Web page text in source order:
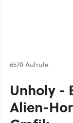
6570 Aufrufe
Unholy -
Alien-